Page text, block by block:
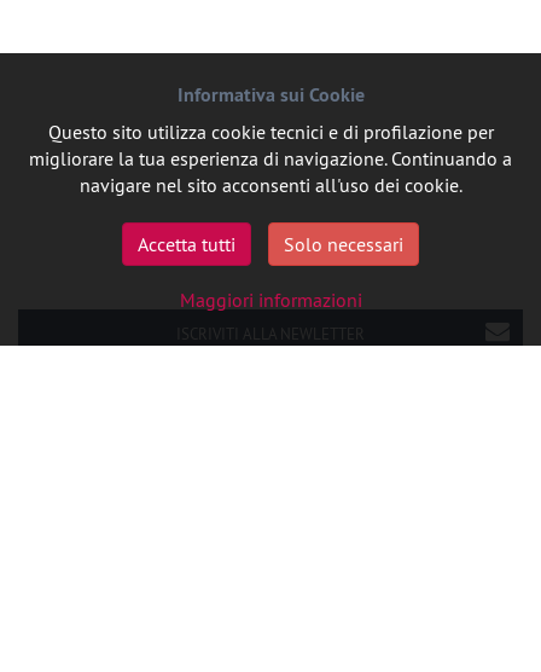
Informativa sui Cookie
Questo sito utilizza cookie tecnici e di profilazione per
migliorare la tua esperienza di navigazione. Continuando a
navigare nel sito acconsenti all'uso dei cookie.
Accetta tutti Solo necessari
Maggiori informazioni